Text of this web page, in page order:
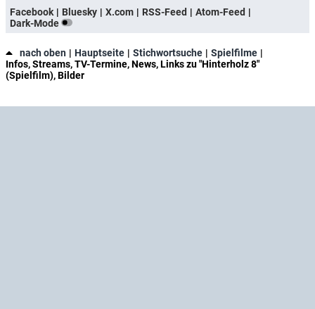
Facebook
Bluesky X.com RSS-Feed
Atom-Feed
Dark-Mode
nach oben Hauptseite Stichwortsuche
Spielfilme
Infos, Streams, TV-Termine, News, Links zu "Hinterholz 8"
(Spielfilm), Bilder